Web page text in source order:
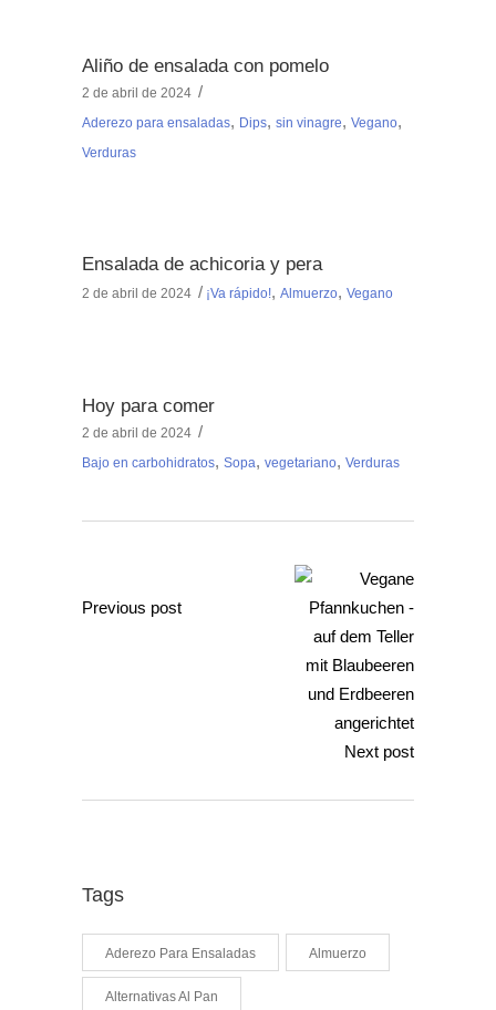
Aliño de ensalada con pomelo
2 de abril de 2024
Aderezo para ensaladas, Dips, sin vinagre, Vegano,
Verduras
Ensalada de achicoria y pera
2 de abril de 2024 ¡Va rápido!, Almuerzo, Vegano
Hoy para comer
2 de abril de 2024
Bajo en carbohidratos, Sopa, vegetariano, Verduras
Previous post
Next post
Tags
Aderezo Para Ensaladas Almuerzo
Alternativas Al Pan